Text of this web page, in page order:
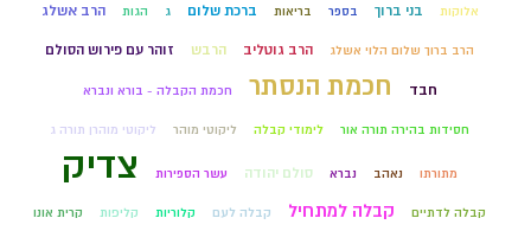
אלוקות בני ברוך בספר בריאות ברכת שלום ג הגות הרב אשלג
הרב ברוך שלום הלוי אשלג הרב גוטליב הרבש זוהר עם פירוש הסולם
חבד חכמת הנסתר חכמת הקבלה - בורא ונברא
חסידות בהירה תורה אור לימודי קבלה ליקוטי מוהר ליקוטי מוהרן תורה ג
מתורתו נאהב נברא סולם יהודה עשר הספירות צדיק
קבלה לדתיים קבלה למתחיל קבלה לעם קלוריות קליפות קרית אונו